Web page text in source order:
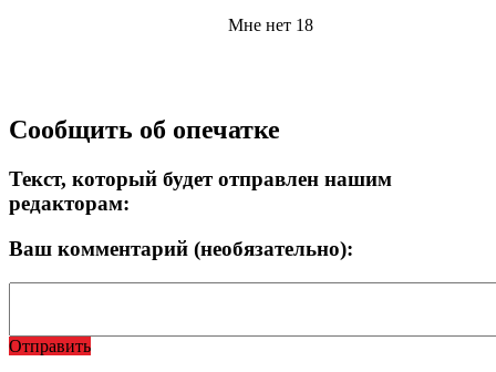
Мне нет 18
Сообщить об опечатке
Текст, который будет отправлен нашим
редакторам:
Ваш комментарий (необязательно):
Отправить